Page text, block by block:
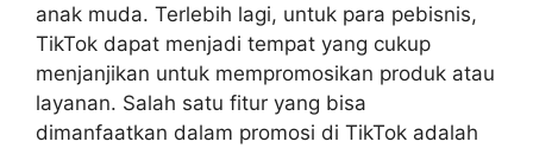
anak muda. Terlebih lagi, untuk para pebisnis,
TikTok dapat menjadi tempat yang cukup
menjanjikan untuk mempromosikan produk atau
layanan. Salah satu fitur yang bisa
dimanfaatkan dalam promosi di TikTok adalah